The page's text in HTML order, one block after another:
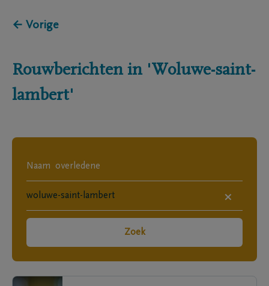
← Vorige
Rouwberichten in 'Woluwe-saint-
lambert'
×
Zoek